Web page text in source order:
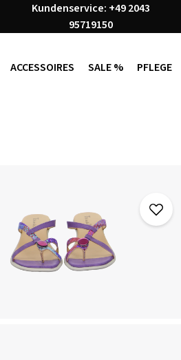
Kundenservice: +49 2043
95719150
ACCESSOIRES SALE % PFLEGE